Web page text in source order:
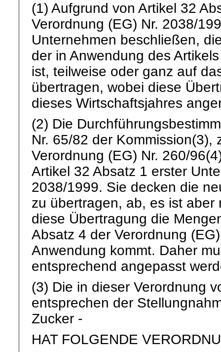
(1) Aufgrund von Artikel 32
Verordnung (EG) Nr. 2038/
Unternehmen beschließen,
der in Anwendung des
ist, teilweise oder ganz auf
übertragen, wobei diese
dieses Wirtschaftsjahres
(2) Die
Nr. 65/82 der
Verordnung (EG) Nr. 260/
Artikel 32 Absatz 1 erster
2038/1999. Sie decken die
zu übertragen, ab, es ist
diese Übertragung die
Absatz 4 der Verordnung
Anwendung kommt. Daher
entsprechend angepasst
(3) Die in dieser Verordnung
entsprechen der
Zucker -
HAT FOLGENDE